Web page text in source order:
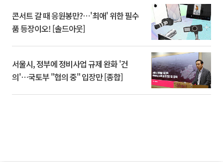
콘서트 갈 때 응원봉만?⋯'최애' 위한 필수
품 등장이오! [솔드아웃]
서울시, 정부에 정비사업 규제 완화 '건
의'⋯국토부 "협의 중" 입장만 [종합]